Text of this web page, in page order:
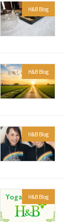
H&B Blog
H&B Blog
H&B Blog
H&B Blog